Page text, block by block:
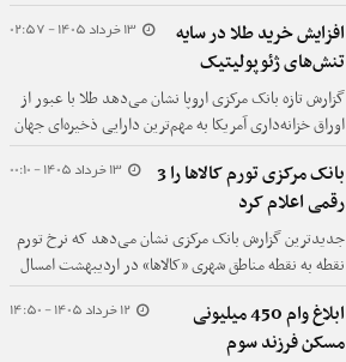
13 خرداد 1405 - 02:57
افزایش خرید طلا در سایه
تنش‌های ژئوپولیتیک
گزارش تازه بانک مرکزی اروپا نشان می‌دهد طلا با عبور از
اوراق خزانه‌داری آمریکا به مهم‌ترین دارایی ذخیره‌ای جهان
تبدیل شده و سهم آن در ذخایر جهانی به ۲۷ درصد رسیده
است؛ تغییری که بازتاب مستقیم خریدهای سنگین
بانک‌های مرکزی و تشدید تنش‌های ژئوپولیتیک است.
13 خرداد 1405 - 00:10
بانک مرکزی تورم کالاها را 3
رقمی اعلام کرد
جدیدترین گزارش بانک مرکزی نشان می‌دهد که نرخ تورم
نقطه به نقطه مناطق شهری «کالاها» در اردیبهشت امسال
به بیش از 113 درصد رسیده است.
12 خرداد 1405 - 14:50
ابلاغ وام 450 میلیونی
مسکن فرزند سوم